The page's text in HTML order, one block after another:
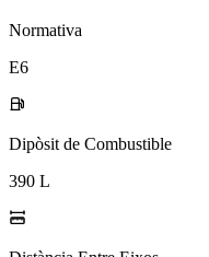
Normativa
E6
Dipòsit de Combustible
390 L